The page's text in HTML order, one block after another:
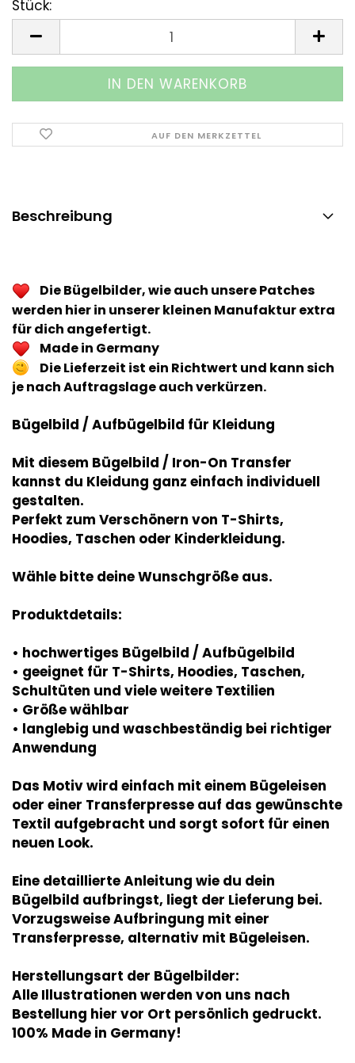
Stück:
AUF DEN MERKZETTEL
Beschreibung
Die Bügelbilder, wie auch unsere Patches
werden hier in unserer kleinen Manufaktur extra
für dich angefertigt.
Made in Germany
Die Lieferzeit ist ein Richtwert und kann sich
je nach Auftragslage auch verkürzen.
Bügelbild / Aufbügelbild für Kleidung
Mit diesem Bügelbild / Iron-On Transfer
kannst du Kleidung ganz einfach individuell
gestalten.
Perfekt zum Verschönern von T-Shirts,
Hoodies, Taschen oder Kinderkleidung.
Wähle bitte deine Wunschgröße aus.
Produktdetails:
• hochwertiges Bügelbild / Aufbügelbild
• geeignet für T-Shirts, Hoodies, Taschen,
Schultüten und viele weitere Textilien
• Größe wählbar
• langlebig und waschbeständig bei richtiger
Anwendung
Das Motiv wird einfach mit einem Bügeleisen
oder einer Transferpresse auf das gewünschte
Textil aufgebracht und sorgt sofort für einen
neuen Look.
Eine detaillierte Anleitung wie du dein
Bügelbild aufbringst, liegt der Lieferung bei.
Vorzugsweise Aufbringung mit einer
Transferpresse, alternativ mit Bügeleisen.
Herstellungsart der Bügelbilder:
Alle Illustrationen werden von uns nach
Bestellung hier vor Ort persönlich gedruckt.
100% Made in Germany!